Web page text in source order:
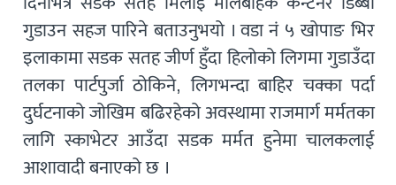
गुडाउन सहज पारिने बताउनुभयो । वडा नं ५ खोपाङ भिर
इलाकामा सडक सतह जीर्ण हुँदा हिलोको लिगमा गुडाउँदा
तलका पार्टपुर्जा ठोकिने, लिगभन्दा बाहिर चक्का पर्दा
दुर्घटनाको जोखिम बढिरहेको अवस्थामा राजमार्ग मर्मतका
लागि स्काभेटर आउँदा सडक मर्मत हुनेमा चालकलाई
आशावादी बनाएको छ ।